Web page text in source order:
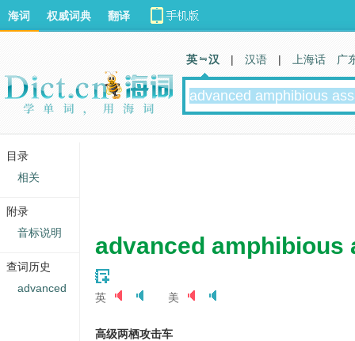
advanced amphibious
英 美
高级两栖攻击车
海词 权威词典 翻译
英 汉 | 汉语 | 上海话 广
目录
相关
附录
音标说明
查词历史
advanced